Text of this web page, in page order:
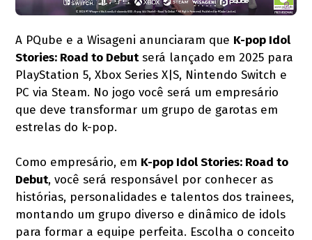
A PQube e a Wisageni anunciaram que K-pop Idol
Stories: Road to Debutserá lançado em 2025 para
PlayStation 5, Xbox Series X|S, Nintendo Switch e
PC via Steam. No jogo você será um empresário
que deve transformar um grupo de garotas em
estrelas do k-pop.
Como empresário, em K-pop Idol Stories: Road to
Debut, você será responsável por conhecer as
histórias, personalidades e talentos dos trainees,
montando um grupo diverso e dinâmico de idols
para formar a equipe perfeita. Escolha o conceito